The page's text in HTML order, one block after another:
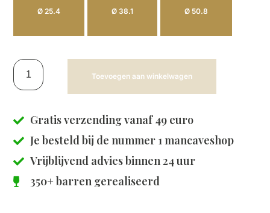
Ø 25.4 Ø 38.1 Ø 50.8
Toevoegen aan winkelwagen
Gratis verzending vanaf 49 euro
Je besteld bij de nummer 1 mancaveshop
Vrijblijvend advies binnen 24 uur
350+ barren gerealiseerd